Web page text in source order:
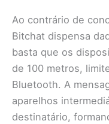
Ao contrário de
Bitchat dispensa
basta que os
de 100 metros,
Bluetooth. A
aparelhos
destinatário,